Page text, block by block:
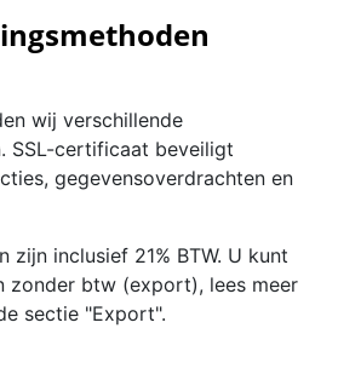
wij verschillende
SSL-certificaat beveiligt
gegevensoverdrachten en
zijn inclusief 21% BTW. U kunt
zonder btw (export), lees meer
sectie "Export".